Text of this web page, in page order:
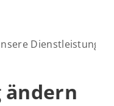
Dienstleistungen